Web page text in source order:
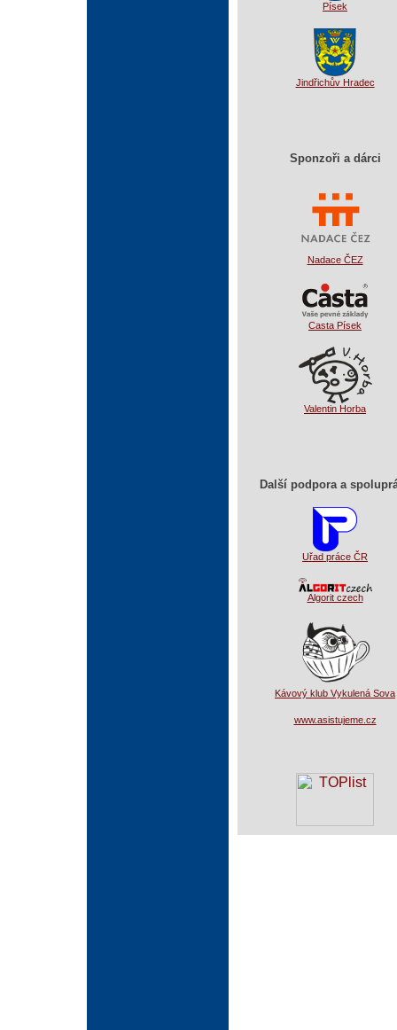
Písek
Jindřichův Hradec
Sponzoři a dárci
Nadace ČEZ
Casta Písek
Valentin Horba
Další podpora a
Uřad práce ČR
Algorit czech
Kávový klub Vykulená Sova
www.asistujeme.cz